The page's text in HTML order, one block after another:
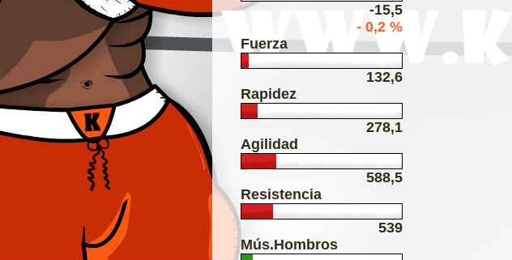
-15,5
- 0,2 %
Fuerza
132,6
Rapidez
278,1
Agilidad
588,5
Resistencia
539
Mús.Hombros